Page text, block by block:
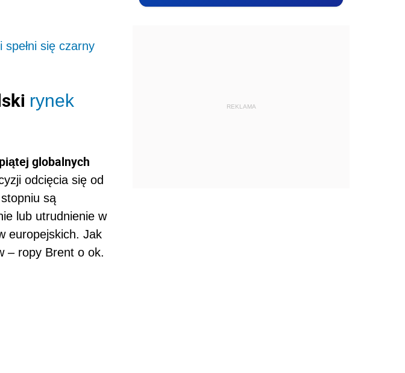
się czarny
rynek
globalnych
odcięcia się od
są
lub utrudnienie w
europejskich. Jak
– ropy Brent o ok.
REKLAMA